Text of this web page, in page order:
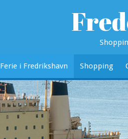
Ferie i Fredrikshavn Shopping